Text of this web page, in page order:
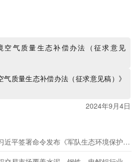
空气质量生态补偿办法（征求意见
气质量生态补偿办法（征求意见稿）》
2024年9月4日
平签署命令发布《军队生态环境保护条例》